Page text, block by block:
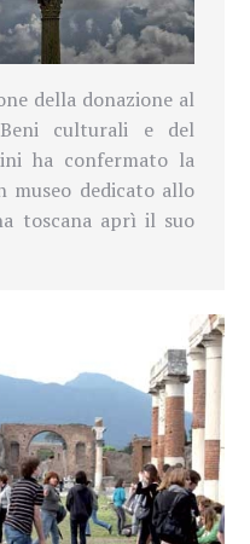
della donazione al
culturali e del
ha confermato la
museo dedicato allo
toscana aprì il suo